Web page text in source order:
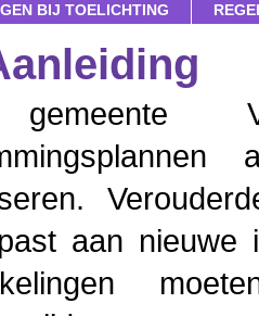
BIJ TOELICHTING
aan nieuwe